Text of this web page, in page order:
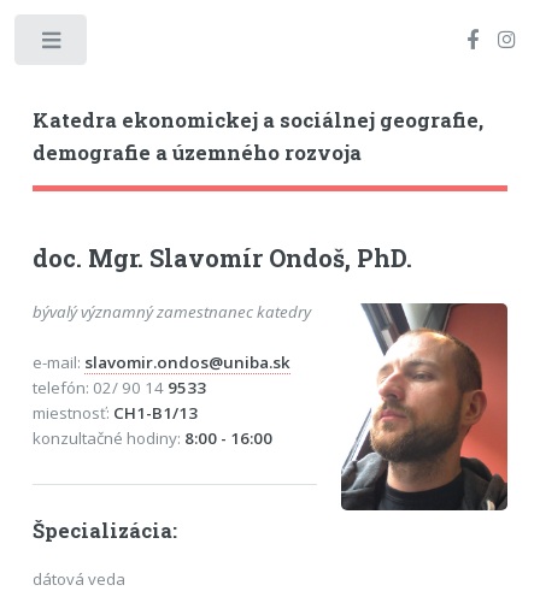
Katedra ekonomickej a sociálnej geografie,
demografie a územného rozvoja
doc. Mgr. Slavomír Ondoš, PhD.
bývalý významný zamestnanec katedry
e-mail: slavomir.ondos@uniba.sk
telefón: 02/ 90 14 9533
miestnosť: CH1-B1/13
konzultačné hodiny: 8:00 - 16:00
Špecializácia:
dátová veda